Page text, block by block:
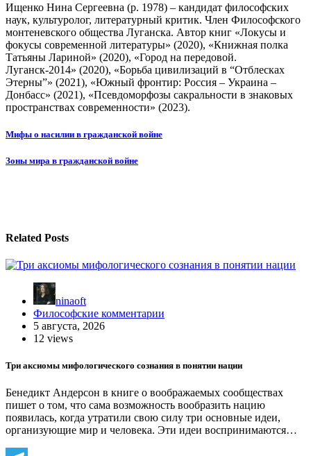
Ищенко Нина Сергеевна (р. 1978) – кандидат философских
наук, культуролог, литературный критик. Член Философского
монтеневского общества Луганска. Автор книг «Локусы и
фокусы современной литературы» (2020), «Книжная полка
Татьяны Лариной» (2020), «Город на передовой.
Луганск-2014» (2020), «Борьба цивилизаций в “Отблесках
Этерны”» (2021), «Южный фронтир: Россия – Украина –
Донбасс» (2021), «Псевдоморфозы сакральности в знаковых
пространствах современности» (2023).
Навигация
по
Мифы о насилии в гражданской войне
Зоны мира в гражданской войне
Related Posts
ninaoft
Философские комментарии
5 августа, 2026
12 views
Три аксиомы мифологического сознания в понятии нации
Бенедикт Андерсон в книге о воображаемых сообществах
пишет о том, что сама возможность вообразить нацию
появилась, когда утратили свою силу три основные идеи,
организующие мир и человека. Эти идеи воспринимаются…